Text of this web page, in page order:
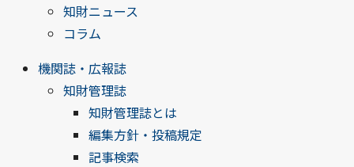
知財ニュース
コラム
機関誌・広報誌
知財管理誌
知財管理誌とは
編集方針・投稿規定
記事検索